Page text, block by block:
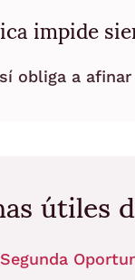
impide
obliga a
útiles